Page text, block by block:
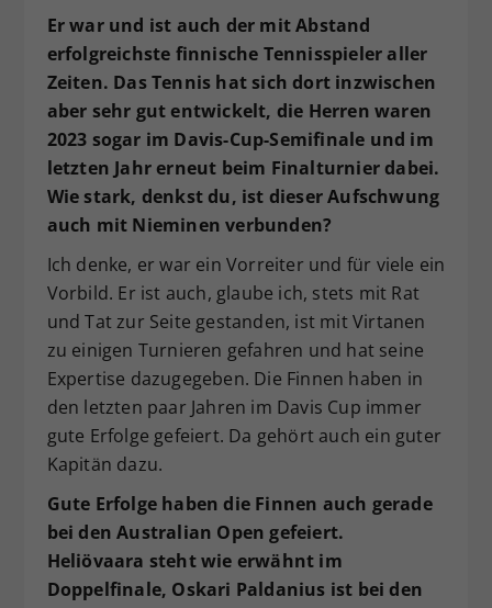
Er war und ist auch der mit Abstand
erfolgreichste finnische Tennisspieler aller
Zeiten. Das Tennis hat sich dort inzwischen
aber sehr gut entwickelt, die Herren waren
2023 sogar im Davis-Cup-Semifinale und im
letzten Jahr erneut beim Finalturnier dabei.
Wie stark, denkst du, ist dieser Aufschwung
auch mit Nieminen verbunden?
Ich denke, er war ein Vorreiter und für viele ein
Vorbild. Er ist auch, glaube ich, stets mit Rat
und Tat zur Seite gestanden, ist mit Virtanen
zu einigen Turnieren gefahren und hat seine
Expertise dazugegeben. Die Finnen haben in
den letzten paar Jahren im Davis Cup immer
gute Erfolge gefeiert. Da gehört auch ein guter
Kapitän dazu.
Gute Erfolge haben die Finnen auch gerade
bei den Australian Open gefeiert.
Heliövaara steht wie erwähnt im
Doppelfinale, Oskari Paldanius ist bei den